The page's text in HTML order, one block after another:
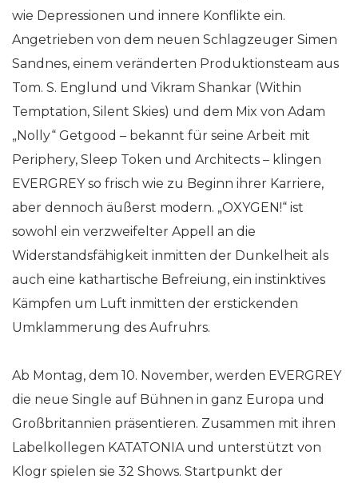
wie Depressionen und innere Konflikte ein.
Angetrieben von dem neuen Schlagzeuger Simen
Sandnes, einem veränderten Produktionsteam aus
Tom. S. Englund und Vikram Shankar (Within
Temptation, Silent Skies) und dem Mix von Adam
„Nolly“ Getgood – bekannt für seine Arbeit mit
Periphery, Sleep Token und Architects – klingen
EVERGREY so frisch wie zu Beginn ihrer Karriere,
aber dennoch äußerst modern. „OXYGEN!“ ist
sowohl ein verzweifelter Appell an die
Widerstandsfähigkeit inmitten der Dunkelheit als
auch eine kathartische Befreiung, ein instinktives
Kämpfen um Luft inmitten der erstickenden
Umklammerung des Aufruhrs.
Ab Montag, dem 10. November, werden EVERGREY
die neue Single auf Bühnen in ganz Europa und
Großbritannien präsentieren. Zusammen mit ihren
Labelkollegen KATATONIA und unterstützt von
Klogr spielen sie 32 Shows. Startpunkt der